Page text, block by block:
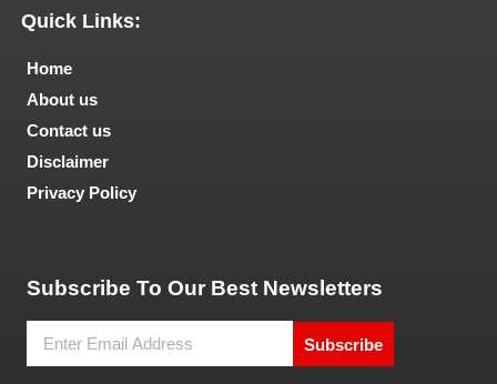
Quick Links:
Home
About us
Contact us
Disclaimer
Privacy Policy
Subscribe To Our Best Newsletters
Subscribe